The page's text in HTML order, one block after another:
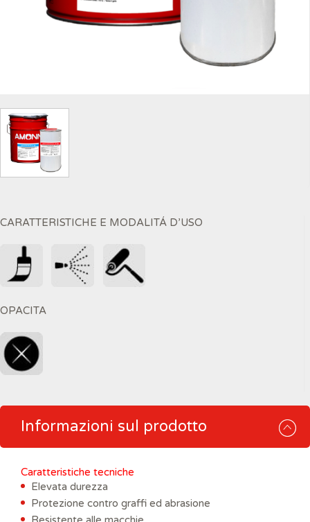
CARATTERISTICHE E MODALITÁ D’USO
OPACITA
Informazioni sul prodotto
Caratteristiche tecniche
Elevata durezza
Protezione contro graffi ed abrasione